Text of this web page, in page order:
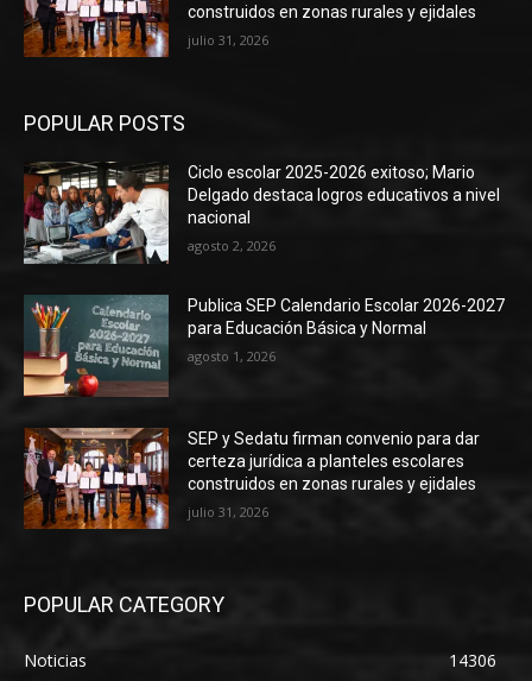
construidos en zonas rurales y ejidales
julio 31, 2026
POPULAR POSTS
Ciclo escolar 2025-2026 exitoso; Mario
Delgado destaca logros educativos a nivel
nacional
agosto 2, 2026
Publica SEP Calendario Escolar 2026-2027
para Educación Básica y Normal
agosto 1, 2026
SEP y Sedatu firman convenio para dar
certeza jurídica a planteles escolares
construidos en zonas rurales y ejidales
julio 31, 2026
POPULAR CATEGORY
Noticias
14306